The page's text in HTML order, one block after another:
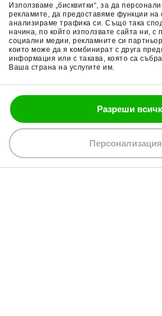
Използваме „бисквитки“, за да
рекламите, да предоставяме функции
анализираме трафика си. Също така
начина, по който използвате сайта ни, с
социални медии, рекламните си
които може да я комбинират с друга
информация или с такава, която са
Ваша страна на услугите им.
Разреши
Персонализация
Общи условия
Поверителност
Политика за бисквитки
088 200 7002
shop@bobimx.com